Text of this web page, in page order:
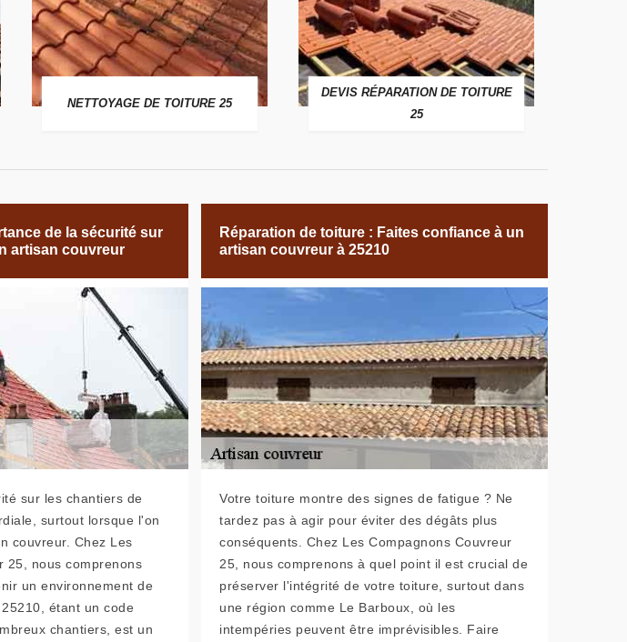
NETTOYAGE DE TOITURE 25
DEVIS RÉPARATION DE TOITURE
25
de la sécurité sur
artisan couvreur
sur les chantiers de
surtout lorsque l'on
couvreur. Chez Les
25, nous comprenons
un environnement de
étant un code
chantiers, est un
Réparation de toiture : Faites confiance à un
artisan couvreur à 25210
Votre toiture montre des signes de fatigue ? Ne
tardez pas à agir pour éviter des dégâts plus
conséquents. Chez Les Compagnons Couvreur
25, nous comprenons à quel point il est crucial de
préserver l'intégrité de votre toiture, surtout dans
une région comme Le Barboux, où les
intempéries peuvent être imprévisibles. Faire